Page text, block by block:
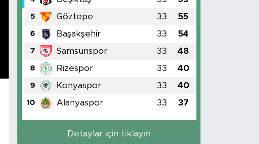
5 Göztepe 33 55
6 Başakşehir 33 54
7 Samsunspor 33 48
8 Rizespor 33 40
9 Konyaspor 33 40
10 Alanyaspor 33 37
Detaylar için tıklayın